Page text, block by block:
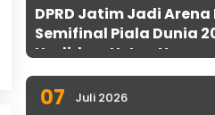
DPRD Jatim Jadi
Semifinal Piala Dunia
Hadirkan Uston
UMKM Gratis untuk
07 Juli 2026